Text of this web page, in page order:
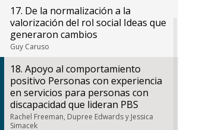
17. De la normalización a la
valorización del rol social Ideas que
generaron cambios
Guy Caruso
18. Apoyo al comportamiento
positivo Personas con experiencia
en servicios para personas con
discapacidad que lideran PBS
Rachel Freeman, Dupree Edwards y Jessica
Simacek